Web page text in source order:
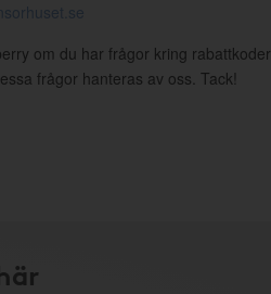
om du har frågor kring rabattkoder
frågor hanteras av oss. Tack!